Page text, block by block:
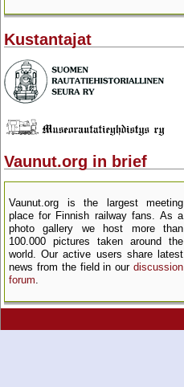
Kustantajat
Vaunut.org in brief
Vaunut.org is the largest meeting
place for Finnish railway fans. As a
photo gallery we host more than
100.000 pictures taken around the
world. Our active users share latest
news from the field in our discussion
forum